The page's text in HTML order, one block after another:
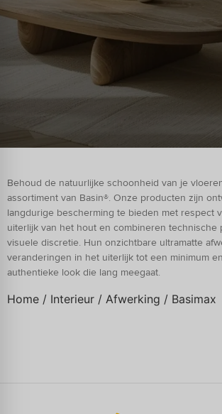
Behoud de natuurlijke schoonheid van je
assortiment van Basin®. Onze producten zijn
langdurige bescherming te bieden met respect
uiterlijk van het hout en combineren technische
visuele discretie. Hun onzichtbare ultramatte
veranderingen in het uiterlijk tot een minimum
authentieke look die lang meegaat.
Home / Interieur / Afwerking / Basimax